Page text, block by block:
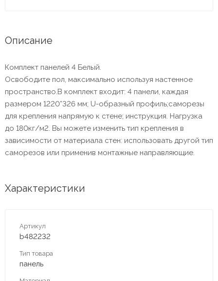
Описание
Комплект панелей 4 Белый.
Освободите пол, максимально используя настенное
пространство.В комплект входит: 4 панели, каждая
размером 1220*326 мм; U-образный профиль;саморезы
для крепления напрямую к стене; инструкция. Нагрузка
до 180кг/м2. Вы можете изменить тип крепления в
зависимости от материала стен: использовать другой тип
саморезов или применив монтажные направляющие.
Характеристики
Артикул
b482232
Тип товара
панель